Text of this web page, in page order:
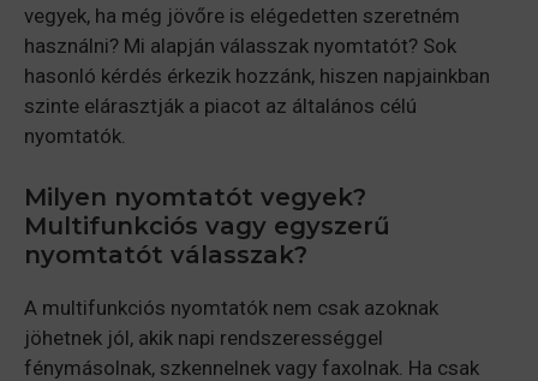
vegyek, ha még jövőre is elégedetten szeretném
használni? Mi alapján válasszak nyomtatót? Sok
hasonló kérdés érkezik hozzánk, hiszen napjainkban
szinte elárasztják a piacot az általános célú
nyomtatók.
Milyen nyomtatót vegyek?
Multifunkciós vagy egyszerű
nyomtatót válasszak?
A multifunkciós nyomtatók nem csak azoknak
jöhetnek jól, akik napi rendszerességgel
fénymásolnak, szkennelnek vagy faxolnak. Ha csak